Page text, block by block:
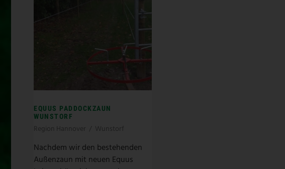
EQUUS PADDOCKZAUN
WUNSTORF
Region Hannover Wunstorf
Nachdem wir den bestehenden
Außenzaun mit neuen Equus